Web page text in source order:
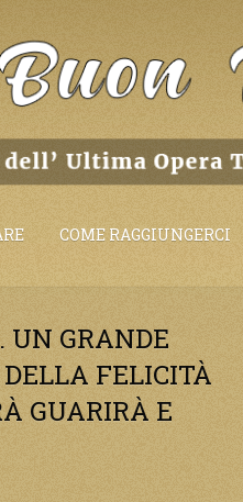
COME RAGGIUNGERCI
UN GRANDE
DELLA FELICITÀ
GUARIRÀ E